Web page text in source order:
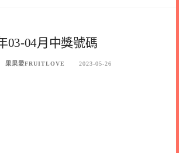
03-04月中獎號碼
果果愛FRUITLOVE 2023-05-26